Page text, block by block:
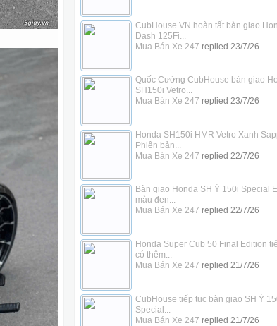
CubHouse VN hoàn tất bàn giao
Dash 125Fi...
Mua Bán Xe 247 replied 23/7/26
Quốc Cường CubHouse bàn giao
SH150i Vetro...
Mua Bán Xe 247 replied 23/7/26
Honda SH150i HMR Vetro Xanh
Phiên bản...
Mua Bán Xe 247 replied 22/7/26
Bàn giao Honda SH Ý 150i Special
màu đen...
Mua Bán Xe 247 replied 22/7/26
Honda Super Cub 50 Final Edition
có thêm...
Mua Bán Xe 247 replied 21/7/26
CubHouse tiếp tục bàn giao SH Ý
Special...
Mua Bán Xe 247 replied 21/7/26